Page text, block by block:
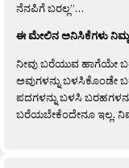
ನೆನಪಿಗೆ ಬರಲ್ಲ”…
ಈ ಮೇಲಿನ ಅನಿಸಿಕೆಗಳು
ನೀವು ಬರೆಯುವ ಹಾಗೆಯೇ
ಅವುಗಳನ್ನು ಬಳಸಿಕೊಂಡೇ
ಪದಗಳನ್ನು ಬಳಸಿ
ಬರೆಯಬೇಕೆಂದೇನೂ ಇಲ್ಲ.